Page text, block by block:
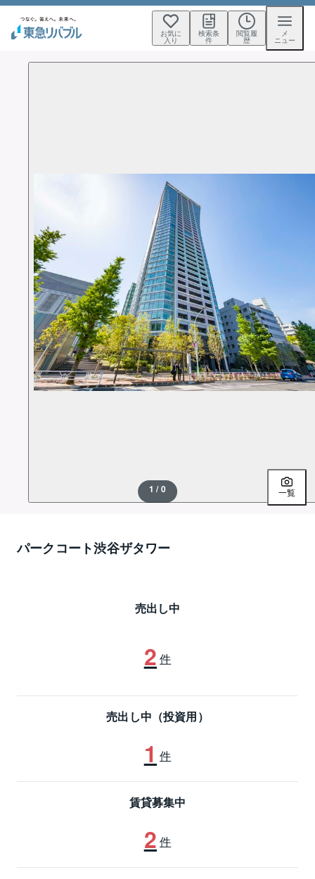
お気に
入り
検索条
件
閲覧履
歴
メ
ニュー
1 / 0 一覧
パークコート渋谷ザタワー
売出し中
2 件
売出し中（投資用）
1 件
賃貸募集中
2 件